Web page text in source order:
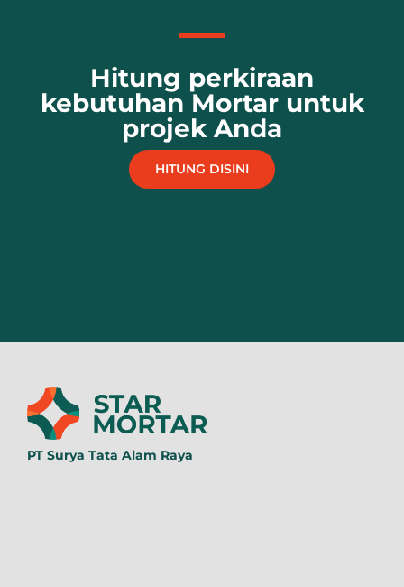
Hitung perkiraan
kebutuhan Mortar untuk
projek Anda
HITUNG DISINI
PT Surya Tata Alam Raya